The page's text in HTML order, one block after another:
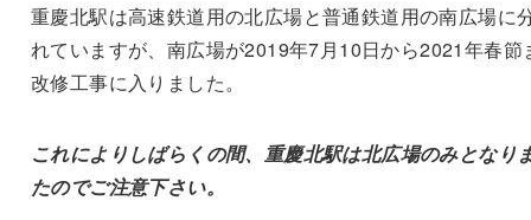
重慶北駅は高速鉄道用の北広場と普通鉄道用の南広場に
れていますが、南広場が2019年7月10日から2021年春節
改修工事に入りました。
これによりしばらくの間、重慶北駅は北広場のみとなり
たのでご注意下さい。